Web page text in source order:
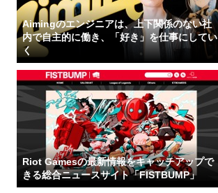
Aimingのエンジニアは、上下関係のない社
内で自主的に働き、「好き」を仕事にしてい
く
Riot Gamesの最新情報をキャッチアップで
きる総合ニュースサイト「FISTBUMP」